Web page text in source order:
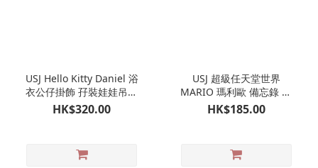
USJ Hello Kitty Daniel 浴
衣公仔掛飾 孖裝娃娃吊飾
｜日本環球影城限定
HK$320.00
USJ 超級任天堂世界
MARIO 瑪利歐 備忘錄 附
問號磚塊收納袋仔｜日本
環球影城限定
HK$185.00